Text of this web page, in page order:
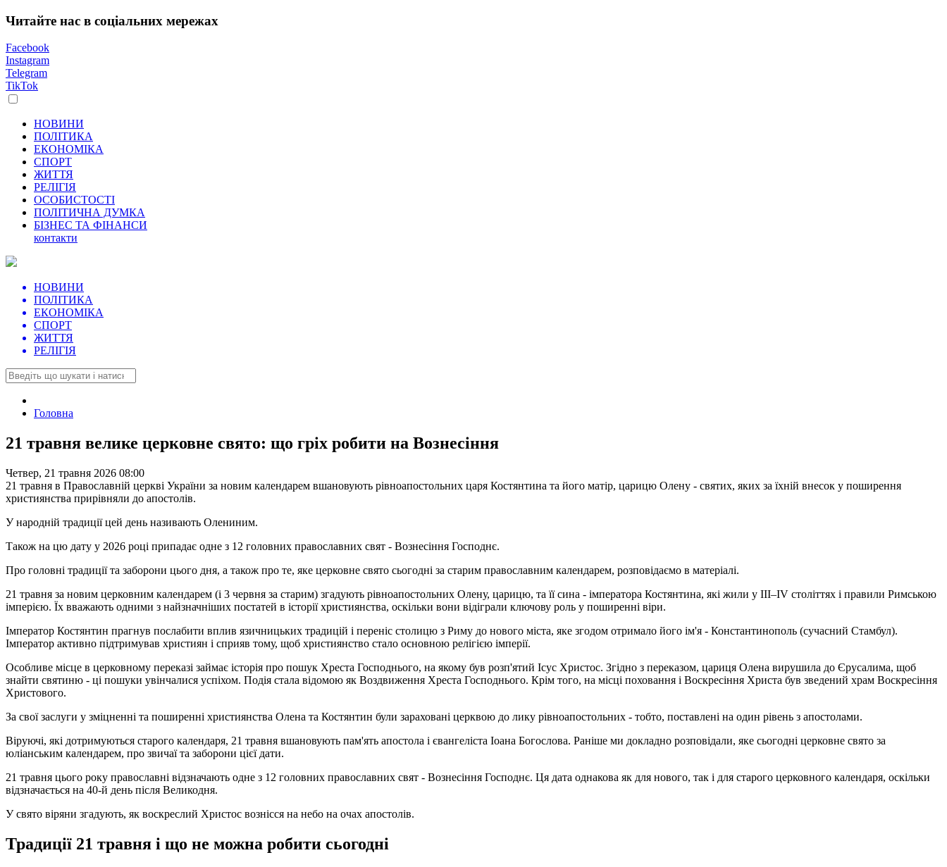
Читайте нас в соціальних мережах
Facebook
Instagram
Telegram
TikTok
НОВИНИ
ПОЛІТИКА
ЕКОНОМІКА
СПОРТ
ЖИТТЯ
РЕЛІГІЯ
ОСОБИСТОСТІ
ПОЛІТИЧНА ДУМКА
БІЗНЕС ТА ФІНАНСИ
контакти
НОВИНИ
ПОЛІТИКА
ЕКОНОМІКА
СПОРТ
ЖИТТЯ
РЕЛІГІЯ
Головна
21 травня велике церковне свято: що гріх робити на Вознесіння
Четвер, 21 травня 2026 08:00
21 травня в Православній церкві України за новим календарем вшановують рівноапостольних царя Костянтина та його матір, царицю Олену - святих, яких за їхній внесок у поширення
християнства прирівняли до апостолів.
У народній традиції цей день називають Олениним.
Також на цю дату у 2026 році припадає одне з 12 головних православних свят - Вознесіння Господнє.
Про головні традиції та заборони цього дня, а також про те, яке церковне свято сьогодні за старим православним календарем, розповідаємо в матеріалі.
21 травня за новим церковним календарем (і 3 червня за старим) згадують рівноапостольних Олену, царицю, та її сина - імператора Костянтина, які жили у III–IV століттях і правили Римською
імперією. Їх вважають одними з найзначніших постатей в історії християнства, оскільки вони відіграли ключову роль у поширенні віри.
Імператор Костянтин прагнув послабити вплив язичницьких традицій і переніс столицю з Риму до нового міста, яке згодом отримало його ім'я - Константинополь (сучасний Стамбул).
Імператор активно підтримував християн і сприяв тому, щоб християнство стало основною релігією імперії.
Особливе місце в церковному переказі займає історія про пошук Хреста Господнього, на якому був розп'ятий Ісус Христос. Згідно з переказом, цариця Олена вирушила до Єрусалима, щоб
знайти святиню - ці пошуки увінчалися успіхом. Подія стала відомою як Воздвиження Хреста Господнього. Крім того, на місці поховання і Воскресіння Христа був зведений храм Воскресіння
Христового.
За свої заслуги у зміцненні та поширенні християнства Олена та Костянтин були зараховані церквою до лику рівноапостольних - тобто, поставлені на один рівень з апостолами.
Віруючі, які дотримуються старого календаря, 21 травня вшановують пам'ять апостола і євангеліста Іоана Богослова. Раніше ми докладно розповідали, яке сьогодні церковне свято за
юліанським календарем, про звичаї та заборони цієї дати.
21 травня цього року православні відзначають одне з 12 головних православних свят - Вознесіння Господнє. Ця дата однакова як для нового, так і для старого церковного календаря, оскільки
відзначається на 40-й день після Великодня.
У свято віряни згадують, як воскреслий Христос вознісся на небо на очах апостолів.
Традиції 21 травня і що не можна робити сьогодні